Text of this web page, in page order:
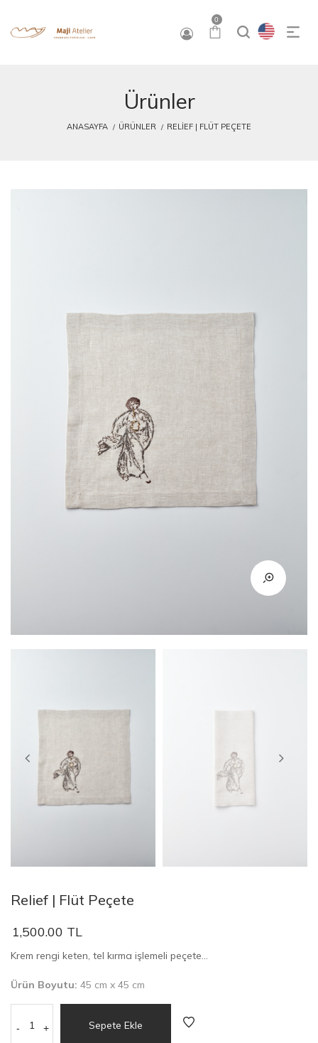
0
Ürünler
ANASAYFA ÜRÜNLER RELIEF | FLÜT PEÇETE
Relief | Flüt Peçete
1,500.00 TL
Krem rengi keten, tel kırma işlemeli peçete...
Ürün Boyutu: 45 cm x 45 cm
- + Sepete Ekle